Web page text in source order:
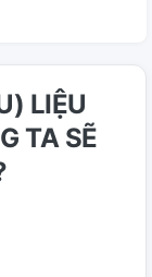
LIỆU
TA SẼ